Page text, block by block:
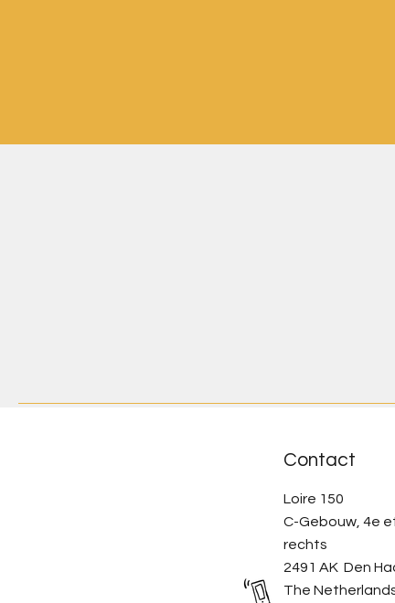
Contact
Loire 150
C-Gebouw, 4e
rechts
2491 AK Den
The